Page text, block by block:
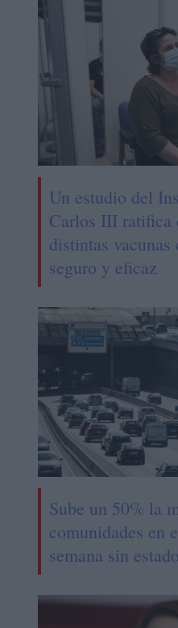
Un estudio del
Carlos III ratifica
distintas
seguro y eficaz
Sube un 50% la
comunidades en
semana sin